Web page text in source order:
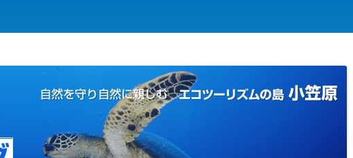
り自然に親しむ エコツーリズムの島